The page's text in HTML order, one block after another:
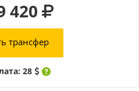
420
трансфер
28